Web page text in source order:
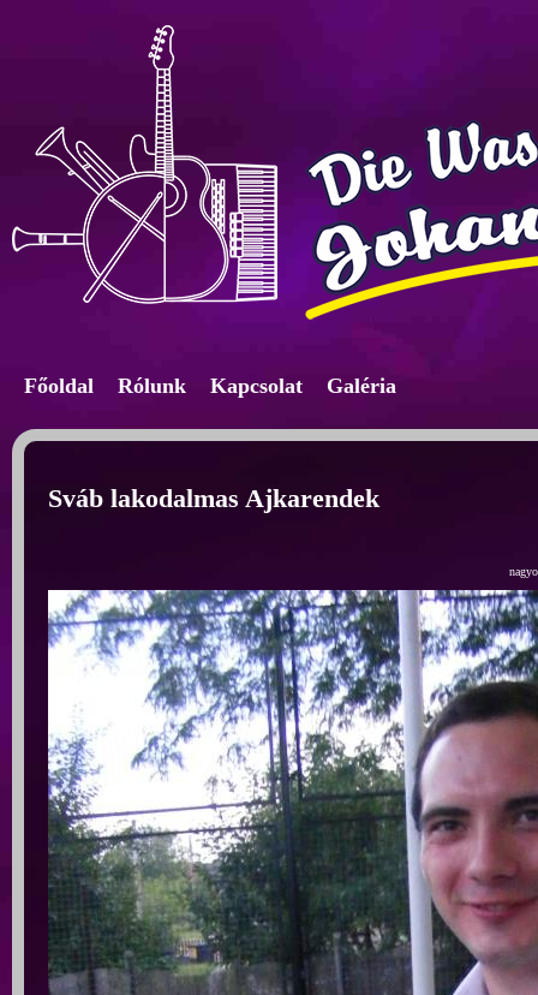
Főoldal Rólunk Kapcsolat Galéria
Sváb lakodalmas Ajkarendek